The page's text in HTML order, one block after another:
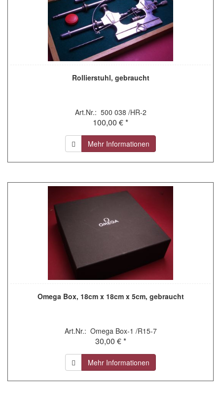
Rollierstuhl, gebraucht
Art.Nr.: 500 038 /HR-2
100,00 € *
Mehr Informationen
Omega Box, 18cm x 18cm x 5cm, gebraucht
Art.Nr.: Omega Box-1 /R15-7
30,00 € *
Mehr Informationen